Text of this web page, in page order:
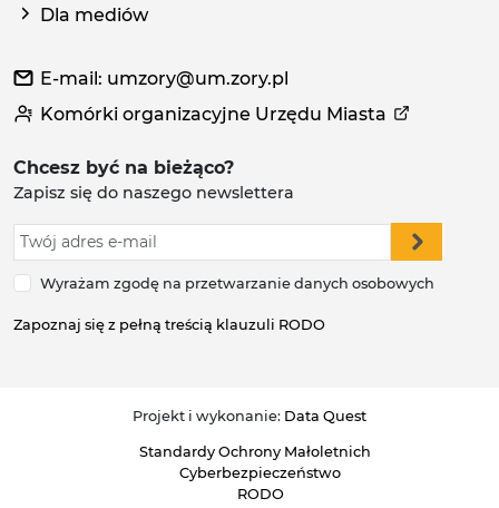
Dla mediów
E-mail: umzory@um.zory.pl
Komórki organizacyjne Urzędu Miasta
Chcesz być na bieżąco?
Zapisz się do naszego newslettera
Wyrażam zgodę na przetwarzanie danych osobowych
Zapoznaj się z pełną treścią klauzuli RODO
Projekt i wykonanie: Data Quest
Standardy Ochrony Małoletnich
Cyberbezpieczeństwo
RODO